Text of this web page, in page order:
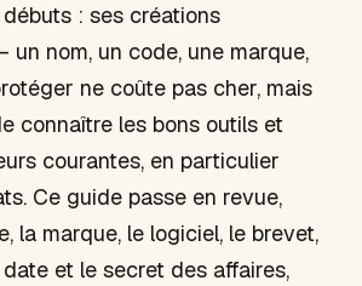
: ses créations
un nom, un code, une marque,
ne coûte pas cher, mais
connaître les bons outils et
courantes, en particulier
Ce guide passe en revue,
la marque, le logiciel, le brevet,
et le secret des affaires,